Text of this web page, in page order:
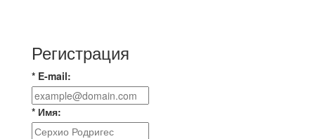
Регистрация
* E-mail:
* Имя: